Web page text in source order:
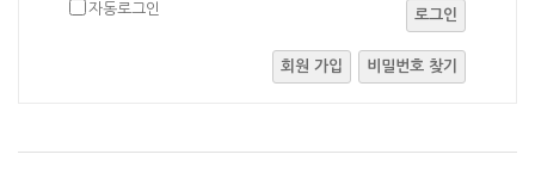
자동로그인 로그인
회원 가입 비밀번호 찾기